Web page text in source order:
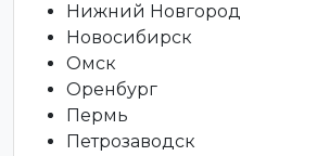
Нижний Новгород
Новосибирск
Омск
Оренбург
Пермь
Петрозаводск